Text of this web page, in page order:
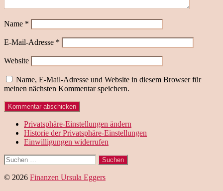
Name *
E-Mail-Adresse *
Website
Name, E-Mail-Adresse und Website in diesem Browser für
meinen nächsten Kommentar speichern.
Privatsphäre-Einstellungen ändern
Historie der Privatsphäre-Einstellungen
Einwilligungen widerrufen
Suchen
nach:
© 2026 Finanzen Ursula Eggers